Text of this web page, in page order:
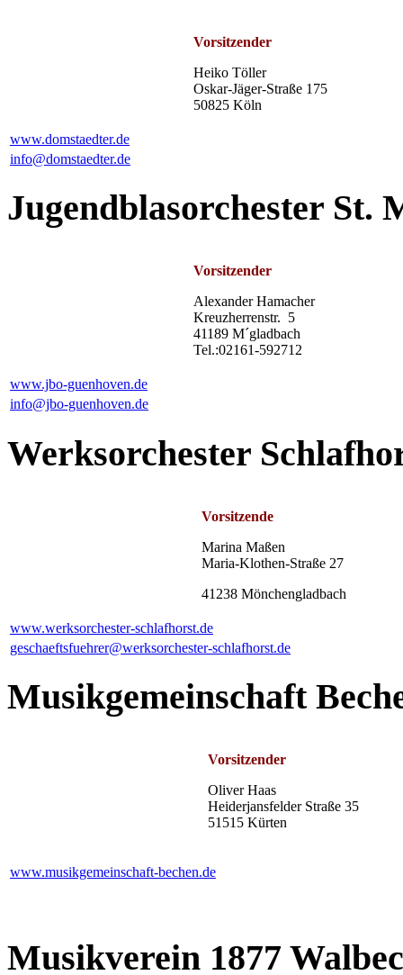
Vorsitzender
Heiko Töller
Oskar-Jäger-Straße 175
50825 Köln
www.domstaedter.de
info@domstaedter.de
Jugendblasorchester St.
Vorsitzender
Alexander Hamacher
Kreuzherrenstr. 5
41189 M´gladbach
Tel.:02161-592712
www.jbo-guenhoven.de
info@jbo-guenhoven.de
Werksorchester
Vorsitzende
Marina Maßen
Maria-Klothen-Straße 27
41238 Mönchengladbach
www.werksorchester-schlafhorst.de
geschaeftsfuehrer@werksorchester-schlafhorst.de
Musikgemeinschaft
Vorsitzender
Oliver Haas
Heiderjansfelder Straße 35
51515 Kürten
www.musikgemeinschaft-bechen.de
Musikverein 1877